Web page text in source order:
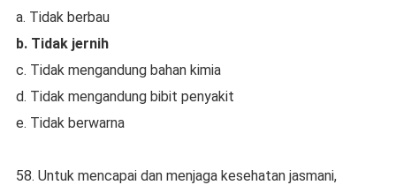
a. Tidak berbau
b. Tidak jernih
c. Tidak mengandung bahan kimia
d. Tidak mengandung bibit penyakit
e. Tidak berwarna
58. Untuk mencapai dan menjaga kesehatan jasmani,